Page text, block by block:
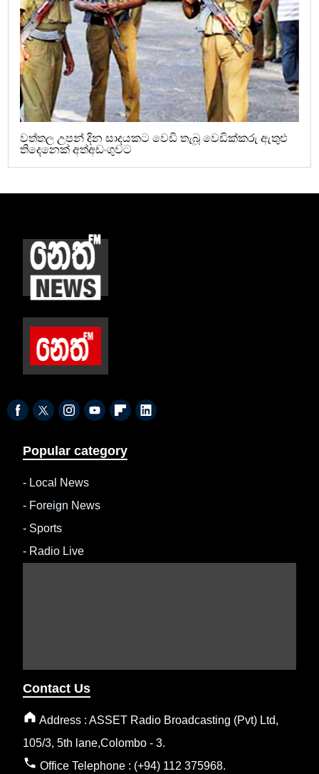
වත්තල උපන් දින සාදයකට වෙඩි තැබූ වෙඩික්කරු ඇතුළු
තිදෙනෙක් අත්අඩංගුවට
Popular category
- Local News
- Foreign News
- Sports
- Radio Live
Contact Us
Address : ASSET Radio Broadcasting (Pvt) Ltd,
105/3, 5th lane,Colombo - 3.
Office Telephone : (+94) 112 375968.